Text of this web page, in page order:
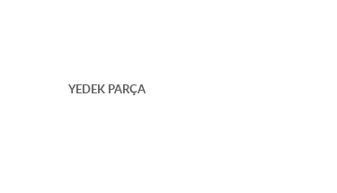
YEDEK PARÇA